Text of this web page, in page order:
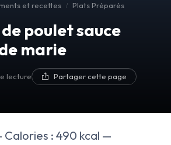
et recettes Plats Préparés
poulet sauce
marie
lecture Partager cette page
Calories : 490 kcal —